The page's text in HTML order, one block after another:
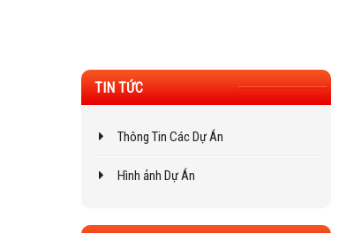
TIN TỨC
Thông Tin Các Dự Án
Hình ảnh Dự Án